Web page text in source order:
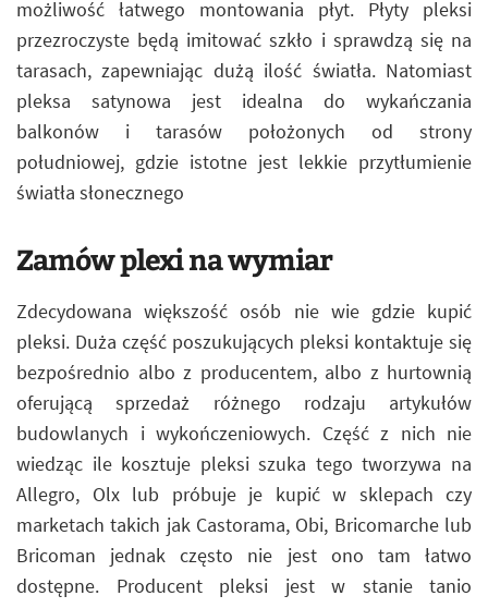
możliwość łatwego montowania płyt. Płyty pleksi
przezroczyste będą imitować szkło i sprawdzą się na
tarasach, zapewniając dużą ilość światła. Natomiast
pleksa satynowa jest idealna do wykańczania
balkonów i tarasów położonych od strony
południowej, gdzie istotne jest lekkie przytłumienie
światła słonecznego
Zamów plexi na wymiar
Zdecydowana większość osób nie wie gdzie kupić
pleksi. Duża część poszukujących pleksi kontaktuje się
bezpośrednio albo z producentem, albo z hurtownią
oferującą sprzedaż różnego rodzaju artykułów
budowlanych i wykończeniowych. Część z nich nie
wiedząc ile kosztuje pleksi szuka tego tworzywa na
Allegro, Olx lub próbuje je kupić w sklepach czy
marketach takich jak Castorama, Obi, Bricomarche lub
Bricoman jednak często nie jest ono tam łatwo
dostępne. Producent pleksi jest w stanie tanio